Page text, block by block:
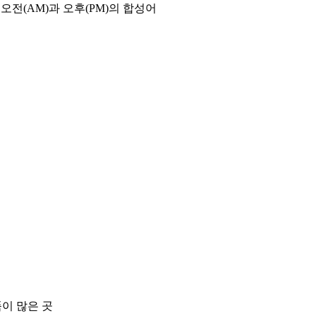
전(AM)과 오후(PM)의 합성어
많은 곳